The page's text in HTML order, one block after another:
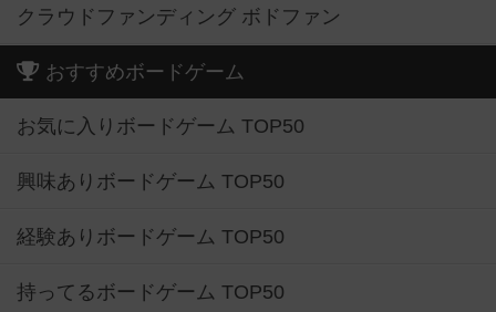
クラウドファンディング ボドファン
おすすめボードゲーム
お気に入りボードゲーム TOP50
興味ありボードゲーム TOP50
経験ありボードゲーム TOP50
持ってるボードゲーム TOP50